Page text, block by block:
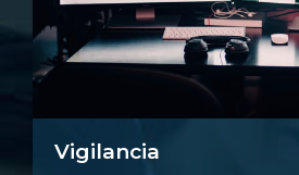
Vigilancia